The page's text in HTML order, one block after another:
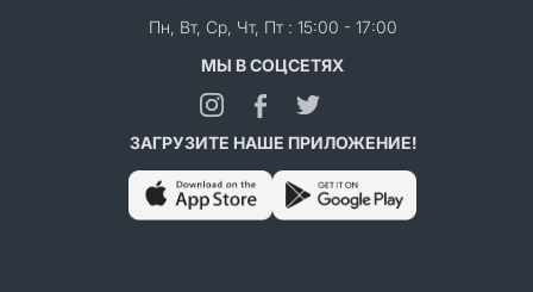
Пн, Вт, Ср, Чт, Пт : 15:00 - 17:00
МЫ В СОЦСЕТЯХ
ЗАГРУЗИТЕ НАШЕ ПРИЛОЖЕНИЕ!